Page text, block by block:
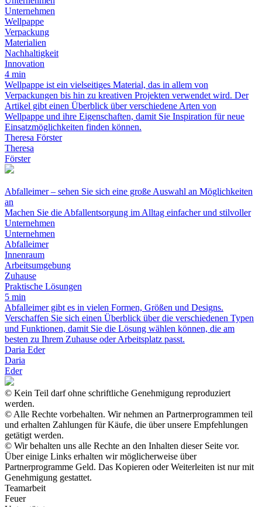
Unternehmen
Wellpappe
Verpackung
Materialien
Nachhaltigkeit
Innovation
4 min
Wellpappe ist ein vielseitiges Material, das in allem von
Verpackungen bis hin zu kreativen Projekten verwendet wird. Der
Artikel gibt einen Überblick über verschiedene Arten von
Wellpappe und ihre Eigenschaften, damit Sie Inspiration für neue
Einsatzmöglichkeiten finden können.
Theresa Förster
Theresa
Förster
Abfalleimer – sehen Sie sich eine große Auswahl an Möglichkeiten
an
Machen Sie die Abfallentsorgung im Alltag einfacher und stilvoller
Unternehmen
Unternehmen
Abfalleimer
Innenraum
Arbeitsumgebung
Zuhause
Praktische Lösungen
5 min
Abfalleimer gibt es in vielen Formen, Größen und Designs.
Verschaffen Sie sich einen Überblick über die verschiedenen Typen
und Funktionen, damit Sie die Lösung wählen können, die am
besten zu Ihrem Zuhause oder Arbeitsplatz passt.
Daria Eder
Daria
Eder
© Kein Teil darf ohne schriftliche Genehmigung reproduziert
werden.
© Alle Rechte vorbehalten. Wir nehmen an Partnerprogrammen teil
und erhalten Zahlungen für Käufe, die über unsere Empfehlungen
getätigt werden.
© Wir behalten uns alle Rechte an den Inhalten dieser Seite vor.
Über einige Links erhalten wir möglicherweise über
Partnerprogramme Geld. Das Kopieren oder Weiterleiten ist nur mit
Genehmigung gestattet.
Teamarbeit
Feuer